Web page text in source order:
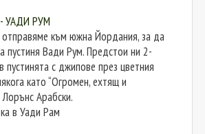
УАДИ РУМ
отправяме към южна Йордания, за да
пустиня Вади Рум. Предстои ни 2-
пустинята с джипове през цветния
като “Огромен, ехтящ и
Лорънс Арабски.
в Уади Рам